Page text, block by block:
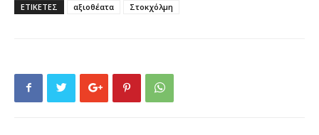
ΕΤΙΚΕΤΕΣ αξιοθέατα Στοκχόλμη